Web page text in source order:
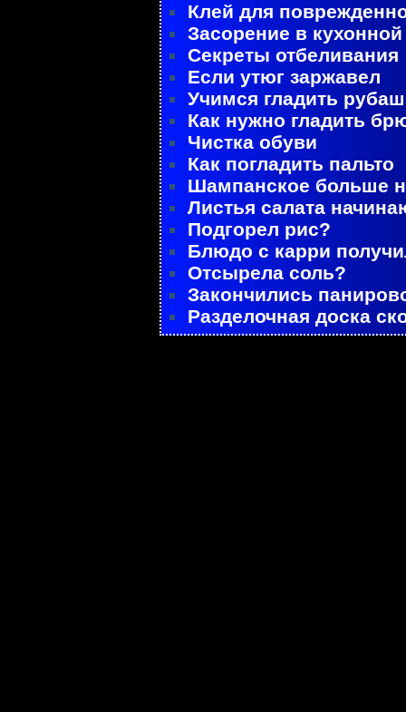
Клей для
Засорение в
Секреты отбеливания
Если утюг заржавел
Учимся гладить
Как нужно гладить
Чистка обуви
Как погладить пальто
Шампанское больше
Листья салата
Подгорел рис?
Блюдо с карри
Отсырела соль?
Закончились
Разделочная доска